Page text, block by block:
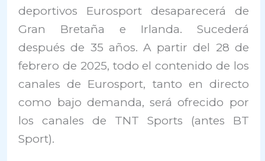
deportivos Eurosport desaparecerá de
Gran Bretaña e Irlanda. Sucederá
después de 35 años. A partir del 28 de
febrero de 2025, todo el contenido de los
canales de Eurosport, tanto en directo
como bajo demanda, será ofrecido por
los canales de TNT Sports (antes BT
Sport).